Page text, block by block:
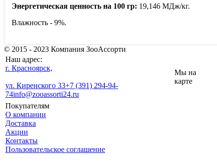
Энергетическая ценность на 100 гр: 19,146 МДж/кг.
Влажность - 9%.
© 2015 - 2023 Компания ЗооАссорти
Наш адрес:
г. Красноярск,
ул. Киренского 33+7 (391) 294-94-
74info@zooassorti24.ru
Мы на
карте
Покупателям
О компании
Доставка
Акции
Контакты
Пользовательское соглашение